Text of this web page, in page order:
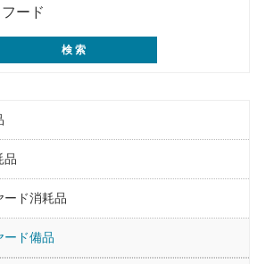
ード
品
ード消耗品
ード備品